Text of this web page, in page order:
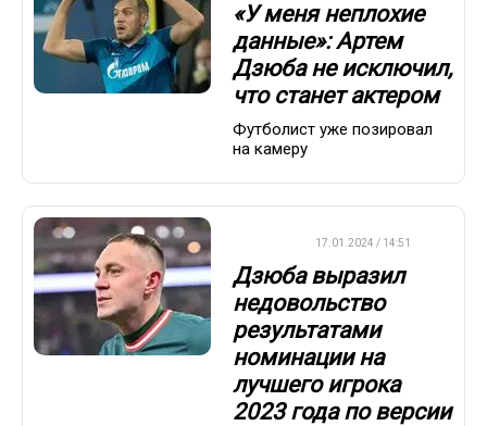
«У меня неплохие
данные»: Артем
Дзюба не исключил,
что станет актером
Футболист уже позировал
на камеру
17.01.2024 / 14:51
Дзюба выразил
недовольство
результатами
номинации на
лучшего игрока
2023 года по версии